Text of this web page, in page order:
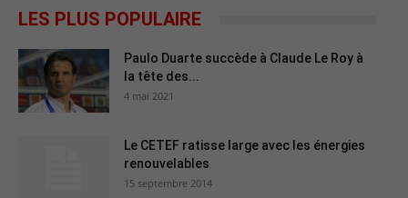
LES PLUS POPULAIRE
Paulo Duarte succède à Claude Le Roy à
la tête des...
4 mai 2021
Le CETEF ratisse large avec les énergies
renouvelables
15 septembre 2014